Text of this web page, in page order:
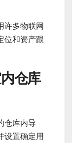
许多物联网
位和资产跟
仓库
仓库内导
设置确定用